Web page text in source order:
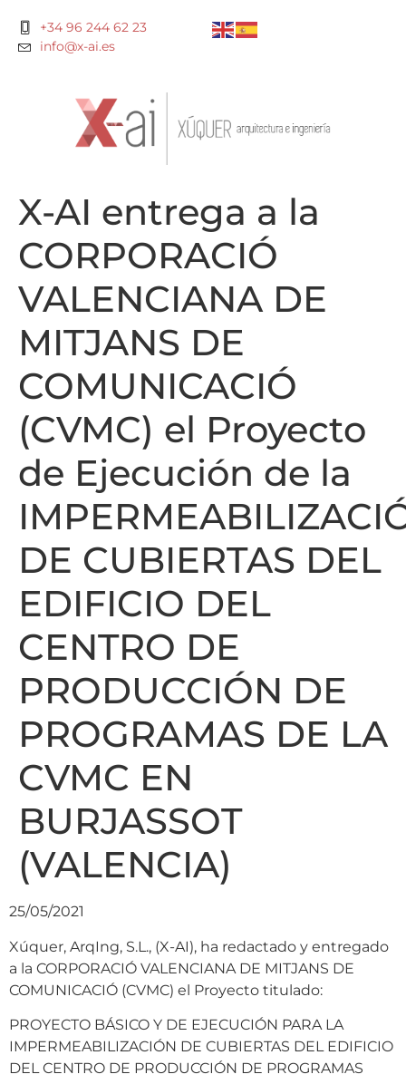
+34 96 244 62 23
info@x-ai.es
X-AI entrega a la
CORPORACIÓ
VALENCIANA DE
MITJANS DE
COMUNICACIÓ
(CVMC) el Proyecto
de Ejecución de la
DE CUBIERTAS DEL
EDIFICIO DEL
CENTRO DE
PRODUCCIÓN DE
PROGRAMAS DE LA
CVMC EN
BURJASSOT
(VALENCIA)
25/05/2021
Xúquer, ArqIng, S.L., (X-AI), ha redactado y entregado
a la CORPORACIÓ VALENCIANA DE MITJANS DE
COMUNICACIÓ (CVMC) el Proyecto titulado:
PROYECTO BÁSICO Y DE EJECUCIÓN PARA LA
IMPERMEABILIZACIÓN DE CUBIERTAS DEL EDIFICIO
DEL CENTRO DE PRODUCCIÓN DE PROGRAMAS